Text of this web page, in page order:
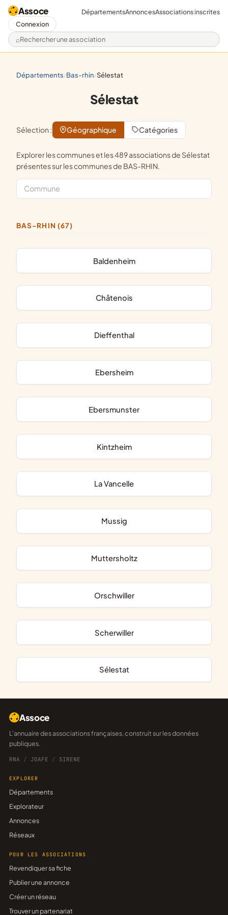
Assoce
Rechercher une association
DépartementsAnnoncesAssociations inscrites
Connexion
départements/ bas-rhin/ sélestat
Sélestat
Sélection : Géographique Catégories
Explorer les communes et les 489 associations de Sélestat
présentes sur les communes de BAS-RHIN.
BAS-RHIN (67)
Baldenheim
Châtenois
Dieffenthal
Ebersheim
Ebersmunster
Kintzheim
La Vancelle
Mussig
Muttersholtz
Orschwiller
Scherwiller
Sélestat
Assoce
L'annuaire des associations françaises, construit sur les données
publiques.
RNA / JOAFE / SIRENE
EXPLORER
Départements
Explorateur
Annonces
Réseaux
POUR LES ASSOCIATIONS
Revendiquer sa fiche
Publier une annonce
Créer un réseau
Trouver un partenariat